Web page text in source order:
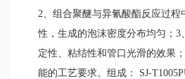
2、组合聚醚与异氰酸酯反应过程
性，生成的泡沫密度分布均匀；3
定性、粘结性和管口光滑的效果
能的工艺要求。组成： SJ-